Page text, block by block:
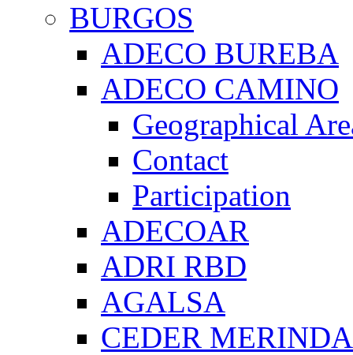
BURGOS
ADECO BUREBA
ADECO CAMINO
Geographical
Contact
Participation
ADECOAR
ADRI RBD
AGALSA
CEDER